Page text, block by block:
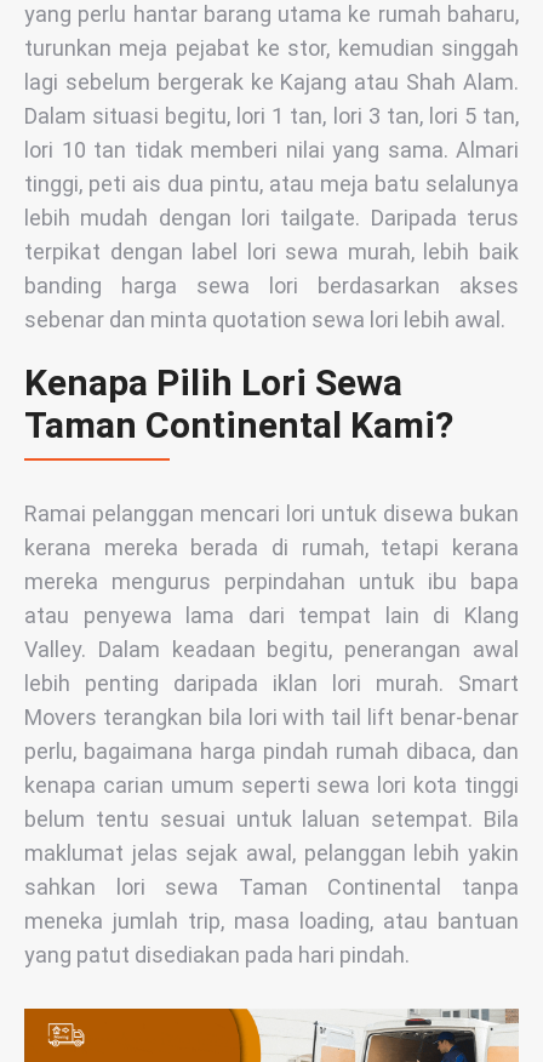
yang perlu hantar barang utama ke rumah baharu,
turunkan meja pejabat ke stor, kemudian singgah
lagi sebelum bergerak ke Kajang atau Shah Alam.
Dalam situasi begitu, lori 1 tan, lori 3 tan, lori 5 tan,
lori 10 tan tidak memberi nilai yang sama. Almari
tinggi, peti ais dua pintu, atau meja batu selalunya
lebih mudah dengan lori tailgate. Daripada terus
terpikat dengan label lori sewa murah, lebih baik
banding harga sewa lori berdasarkan akses
sebenar dan minta quotation sewa lori lebih awal.
Kenapa Pilih Lori Sewa
Taman Continental Kami?
Ramai pelanggan mencari lori untuk disewa bukan
kerana mereka berada di rumah, tetapi kerana
mereka mengurus perpindahan untuk ibu bapa
atau penyewa lama dari tempat lain di Klang
Valley. Dalam keadaan begitu, penerangan awal
lebih penting daripada iklan lori murah. Smart
Movers terangkan bila lori with tail lift benar-benar
perlu, bagaimana harga pindah rumah dibaca, dan
kenapa carian umum seperti sewa lori kota tinggi
belum tentu sesuai untuk laluan setempat. Bila
maklumat jelas sejak awal, pelanggan lebih yakin
sahkan lori sewa Taman Continental tanpa
meneka jumlah trip, masa loading, atau bantuan
yang patut disediakan pada hari pindah.